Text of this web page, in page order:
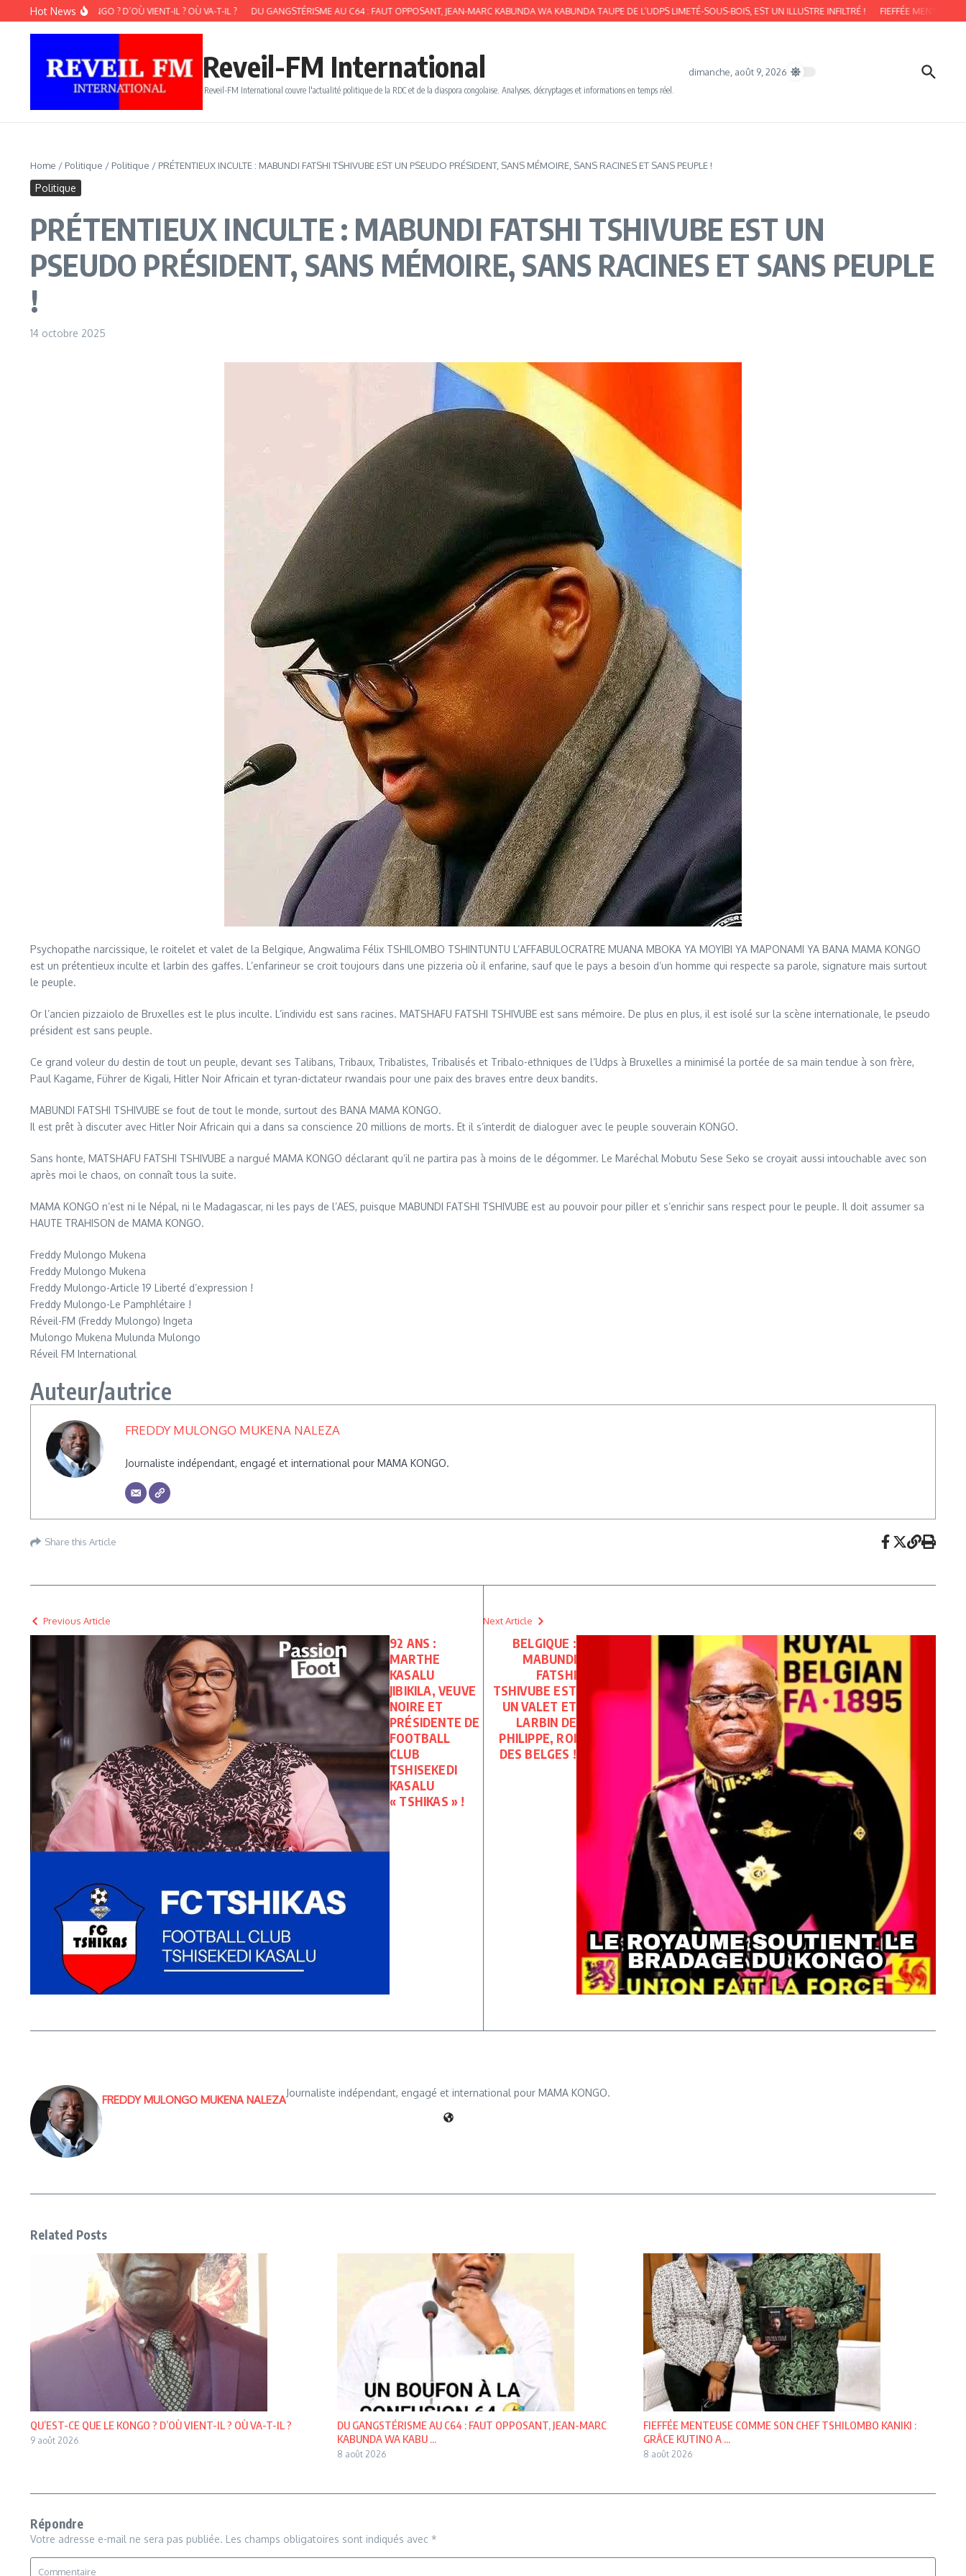
Aller au contenu
Hot News
CE QUE LE KONGO ? D’OÙ VIENT-IL ? OÙ VA-T-IL ? DU GANGSTÉRISME AU C64 : FAUT OPPOSANT, JEAN-MARC KABUNDA WA KABUNDA TAUPE DE L’UDPS LIMETÉ-SOUS-BOIS, EST UN ILLUSTRE INFILTRÉ ! FIEFFÉE MENTEUSE
Reveil-FM International
Reveil-FM International couvre l'actualité politique de la RDC et de la diaspora congolaise. Analyses, décryptages et informations en temps réel.
dimanche, août 9, 2026
Home / Politique / Politique / PRÉTENTIEUX INCULTE : MABUNDI FATSHI TSHIVUBE EST UN PSEUDO PRÉSIDENT, SANS MÉMOIRE, SANS RACINES ET SANS PEUPLE !
Politique
PRÉTENTIEUX INCULTE : MABUNDI FATSHI TSHIVUBE EST UN
PSEUDO PRÉSIDENT, SANS MÉMOIRE, SANS RACINES ET SANS PEUPLE
!
14 octobre 2025
Psychopathe narcissique, le roitelet et valet de la Belgique, Angwalima Félix TSHILOMBO TSHINTUNTU L’AFFABULOCRATRE MUANA MBOKA YA MOYIBI YA MAPONAMI YA BANA MAMA KONGO
est un prétentieux inculte et larbin des gaffes. L’enfarineur se croit toujours dans une pizzeria où il enfarine, sauf que le pays a besoin d’un homme qui respecte sa parole, signature mais surtout
le peuple.
Or l’ancien pizzaiolo de Bruxelles est le plus inculte. L’individu est sans racines. MATSHAFU FATSHI TSHIVUBE est sans mémoire. De plus en plus, il est isolé sur la scène internationale, le pseudo
président est sans peuple.
Ce grand voleur du destin de tout un peuple, devant ses Talibans, Tribaux, Tribalistes, Tribalisés et Tribalo-ethniques de l’Udps à Bruxelles a minimisé la portée de sa main tendue à son frère,
Paul Kagame, Führer de Kigali, Hitler Noir Africain et tyran-dictateur rwandais pour une paix des braves entre deux bandits.
MABUNDI FATSHI TSHIVUBE se fout de tout le monde, surtout des BANA MAMA KONGO.
Il est prêt à discuter avec Hitler Noir Africain qui a dans sa conscience 20 millions de morts. Et il s’interdit de dialoguer avec le peuple souverain KONGO.
Sans honte, MATSHAFU FATSHI TSHIVUBE a nargué MAMA KONGO déclarant qu’il ne partira pas à moins de le dégommer. Le Maréchal Mobutu Sese Seko se croyait aussi intouchable avec son
après moi le chaos, on connaît tous la suite.
MAMA KONGO n’est ni le Népal, ni le Madagascar, ni les pays de l’AES, puisque MABUNDI FATSHI TSHIVUBE est au pouvoir pour piller et s’enrichir sans respect pour le peuple. Il doit assumer sa
HAUTE TRAHISON de MAMA KONGO.
Freddy Mulongo Mukena
Freddy Mulongo Mukena
Freddy Mulongo-Article 19 Liberté d’expression !
Freddy Mulongo-Le Pamphlétaire !
Réveil-FM (Freddy Mulongo) Ingeta
Mulongo Mukena Mulunda Mulongo
Réveil FM International
Auteur/autrice
FREDDY MULONGO MUKENA NALEZA
Journaliste indépendant, engagé et international pour MAMA KONGO.
Share this Article
Previous Article
92 ANS :
MARTHE
KASALU
JIBIKILA, VEUVE
NOIRE ET
PRÉSIDENTE DE
FOOTBALL
CLUB
TSHISEKEDI
KASALU
« TSHIKAS » !
Next Article
BELGIQUE :
MABUNDI
FATSHI
TSHIVUBE EST
UN VALET ET
LARBIN DE
PHILIPPE, ROI
DES BELGES !
FREDDY MULONGO MUKENA NALEZA
Journaliste indépendant, engagé et international pour MAMA KONGO.
Related Posts
QU’EST-CE QUE LE KONGO ? D’OÙ VIENT-IL ? OÙ VA-T-IL ?
9 août 2026
DU GANGSTÉRISME AU C64 : FAUT OPPOSANT, JEAN-MARC
KABUNDA WA KABU ...
8 août 2026
FIEFFÉE MENTEUSE COMME SON CHEF TSHILOMBO KANIKI :
GRÂCE KUTINO A ...
8 août 2026
Répondre
Votre adresse e-mail ne sera pas publiée. Les champs obligatoires sont indiqués avec *